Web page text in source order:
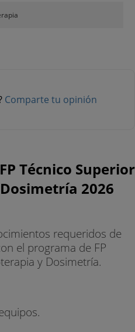
Comparte tu opinión
Técnico Superior
2026
requeridos de
el programa de FP
y Dosimetría.